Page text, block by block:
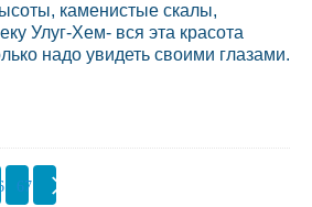
каменистые скалы,
Улуг-Хем- вся эта красота
надо увидеть своими глазами.
67